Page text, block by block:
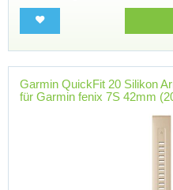
Garmin QuickFit 20 Silikon
für Garmin fenix 7S 42mm